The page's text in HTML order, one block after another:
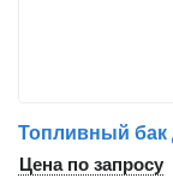
Топливный бак
Цена по запросу